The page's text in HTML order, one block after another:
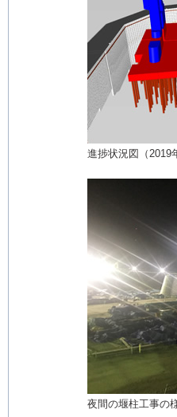
進捗状況図（
夜間の堰柱工事の